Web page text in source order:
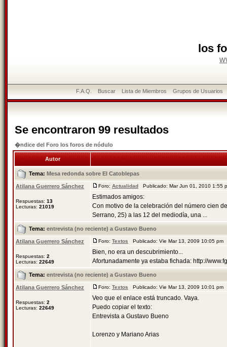
los
F.A.Q. Buscar Lista de Miembros Grupos de Usuarios
Se encontraron 99 resultados
�ndice del Foro los foros de nódulo
Autor
Tema: Mesa redonda sobre El Catoblepas
Atilana Guerrero Sánchez
Respuestas: 13
Lecturas: 21019
Foro: Actualidad Publicado: Mar Jun 01, 2010
Estimados amigos:
Con motivo de la celebración del número cien
Serrano, 25) a las 12 del mediodía, una ...
Tema: entrevista (no reciente) a Gustavo Bueno
Atilana Guerrero Sánchez
Respuestas: 2
Lecturas: 22649
Foro: Textos Publicado: Vie Mar 13, 2009 10:05
Bien, no era un descubrimiento...
Afortunadamente ya estaba fichada: http://
Tema: entrevista (no reciente) a Gustavo Bueno
Atilana Guerrero Sánchez
Respuestas: 2
Lecturas: 22649
Foro: Textos Publicado: Vie Mar 13, 2009 10:01
Veo que el enlace está truncado. Vaya.
Puedo copiar el texto:
Entrevista a Gustavo Bueno
Lorenzo y Mariano Arias